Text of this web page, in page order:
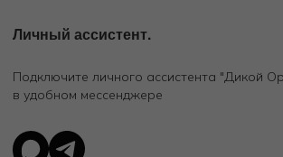
Личный ассистент.
Подключите личного ассистента "Дикой
в удобном мессенджере